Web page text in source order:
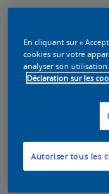
Vous avez peut-
de frappe lors de
Retourà la page
En cliquant sur «
cookies sur votre
analyser son
Déclaration sur les
Autoriser tous les